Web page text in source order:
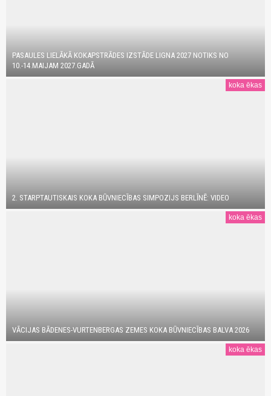
PASAULES LIELĀKĀ KOKAPSTRĀDES IZSTĀDE LIGNA 2027 NOTIKS NO
10.-14.MAIJAM 2027.GADĀ
koka ēkas
2. STARPTAUTISKAIS KOKA BŪVNIECĪBAS SIMPOZIJS BERLĪNĒ: VIDEO
koka ēkas
VĀCIJAS BĀDENES-VURTENBERGAS ZEMES KOKA BŪVNIECĪBAS BALVA 2026
koka ēkas